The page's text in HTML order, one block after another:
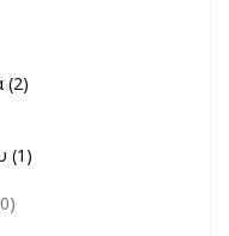
(2)
(1)